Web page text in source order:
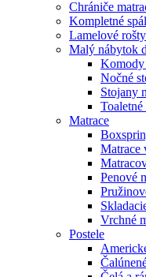
Chrániče
Kompletné
Lamelové rošty
Malý nábytok
Komody
Nočné
Stojany
Matrace
Matrace
Penové
Vrchné
Postele